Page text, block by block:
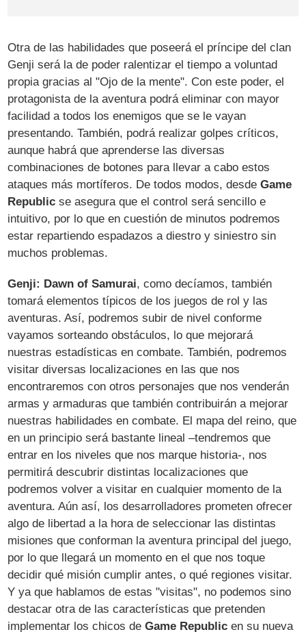
Otra de las habilidades que poseerá el príncipe del clan
Genji será la de poder ralentizar el tiempo a voluntad
propia gracias al "Ojo de la mente". Con este poder, el
protagonista de la aventura podrá eliminar con mayor
facilidad a todos los enemigos que se le vayan
presentando. También, podrá realizar golpes críticos,
aunque habrá que aprenderse las diversas
combinaciones de botones para llevar a cabo estos
ataques más mortíferos. De todos modos, desdeGame
Republic se asegura que el control será sencillo e
intuitivo, por lo que en cuestión de minutos podremos
estar repartiendo espadazos a diestro y siniestro sin
muchos problemas.
Genji: Dawn of Samurai, como decíamos, también
tomará elementos típicos de los juegos de rol y las
aventuras. Así, podremos subir de nivel conforme
vayamos sorteando obstáculos, lo que mejorará
nuestras estadísticas en combate. También, podremos
visitar diversas localizaciones en las que nos
encontraremos con otros personajes que nos venderán
armas y armaduras que también contribuirán a mejorar
nuestras habilidades en combate. El mapa del reino, que
en un principio será bastante lineal –tendremos que
entrar en los niveles que nos marque historia-, nos
permitirá descubrir distintas localizaciones que
podremos volver a visitar en cualquier momento de la
aventura. Aún así, los desarrolladores prometen ofrecer
algo de libertad a la hora de seleccionar las distintas
misiones que conforman la aventura principal del juego,
por lo que llegará un momento en el que nos toque
decidir qué misión cumplir antes, o qué regiones visitar.
Y ya que hablamos de estas "visitas", no podemos sino
destacar otra de las características que pretenden
implementar los chicos deGame Republic en su nueva